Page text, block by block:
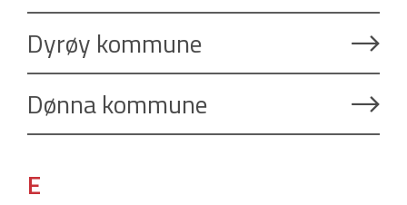
Dyrøy kommune
Dønna kommune
E